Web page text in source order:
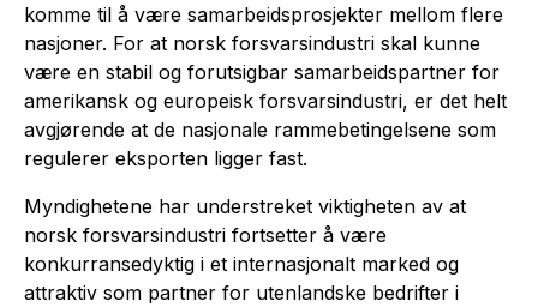
komme til å være samarbeidsprosjekter mellom flere
nasjoner. For at norsk forsvarsindustri skal kunne
være en stabil og forutsigbar samarbeidspartner for
amerikansk og europeisk forsvarsindustri, er det helt
avgjørende at de nasjonale rammebetingelsene som
regulerer eksporten ligger fast.
Myndighetene har understreket viktigheten av at
norsk forsvarsindustri fortsetter å være
konkurransedyktig i et internasjonalt marked og
attraktiv som partner for utenlandske bedrifter i